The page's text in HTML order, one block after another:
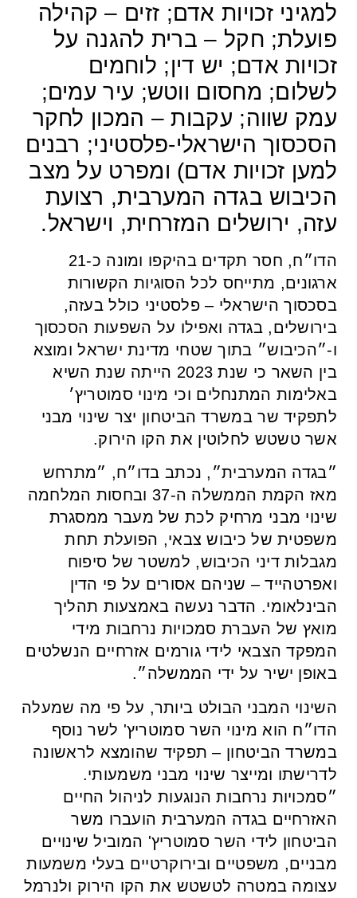
למגיני זכויות אדם; זזים – קהילה
פועלת; חקל – ברית להגנה על
זכויות אדם; יש דין; לוחמים
לשלום; מחסום ווטש; עיר עמים;
עמק שווה; עקבות – המכון לחקר
הסכסוך הישראלי-פלסטיני; רבנים
למען זכויות אדם) ומפרט על מצב
הכיבוש בגדה המערבית, רצועת
עזה, ירושלים המזרחית, וישראל.
הדו״ח, חסר תקדים בהיקפו ומונה כ-21
ארגונים, מתייחס לכל הסוגיות הקשורות
בסכסוך הישראלי – פלסטיני כולל בעזה,
בירושלים, בגדה ואפילו על השפעות הסכסוך
ו-״הכיבוש״ בתוך שטחי מדינת ישראל ומוצא
בין השאר כי שנת 2023 הייתה שנת השיא
באלימות המתנחלים וכי מינוי סמוטריץ׳
לתפקיד שר במשרד הביטחון יצר שינוי מבני
אשר טשטש לחלוטין את הקו הירוק.
״בגדה המערבית״, נכתב בדו״ח, ״מתרחש
מאז הקמת הממשלה ה-37 ובחסות המלחמה
שינוי מבני מרחיק לכת של מעבר ממסגרת
משפטית של כיבוש צבאי, הפועלת תחת
מגבלות דיני הכיבוש, למשטר של סיפוח
ואפרטהייד – שניהם אסורים על פי הדין
הבינלאומי. הדבר נעשה באמצעות תהליך
מואץ של העברת סמכויות נרחבות מידי
המפקד הצבאי לידי גורמים אזרחיים הנשלטים
באופן ישיר על ידי הממשלה״.
השינוי המבני הבולט ביותר, על פי מה שמעלה
הדו״ח הוא מינוי השר סמוטריץ' לשר נוסף
במשרד הביטחון – תפקיד שהומצא לראשונה
לדרישתו ומייצר שינוי מבני משמעותי.
״סמכויות נרחבות הנוגעות לניהול החיים
האזרחיים בגדה המערבית הועברו משר
הביטחון לידי השר סמוטריץ' המוביל שינויים
מבניים, משפטיים ובירוקרטיים בעלי משמעות
עצומה במטרה לטשטש את הקו הירוק ולנרמל